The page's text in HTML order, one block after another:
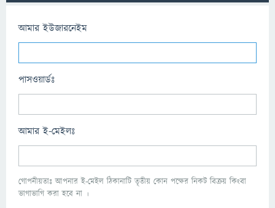
আমার ইউজারনেইম
পাসওয়ার্ডঃ
আমার ই-মেইলঃ
গোপনীয়তাঃ আপনার ই-মেইল ঠিকানাটি তৃতীয় কোন পক্ষের নিকট বিক্রয় কিংবা
ভাগাভাগি করা হবে না ।